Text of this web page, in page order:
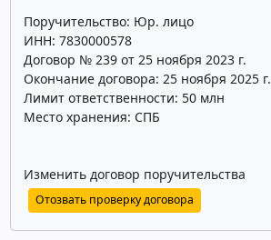
Поручительство: Юр. лицо
ИНН: 7830000578
Договор № 239 от 25 ноября 2023 г.
Окончание договора: 25 ноября 2025 г.
Лимит ответственности: 50 млн
Место хранения: СПБ
Изменить договор поручительства
Отозвать проверку договора